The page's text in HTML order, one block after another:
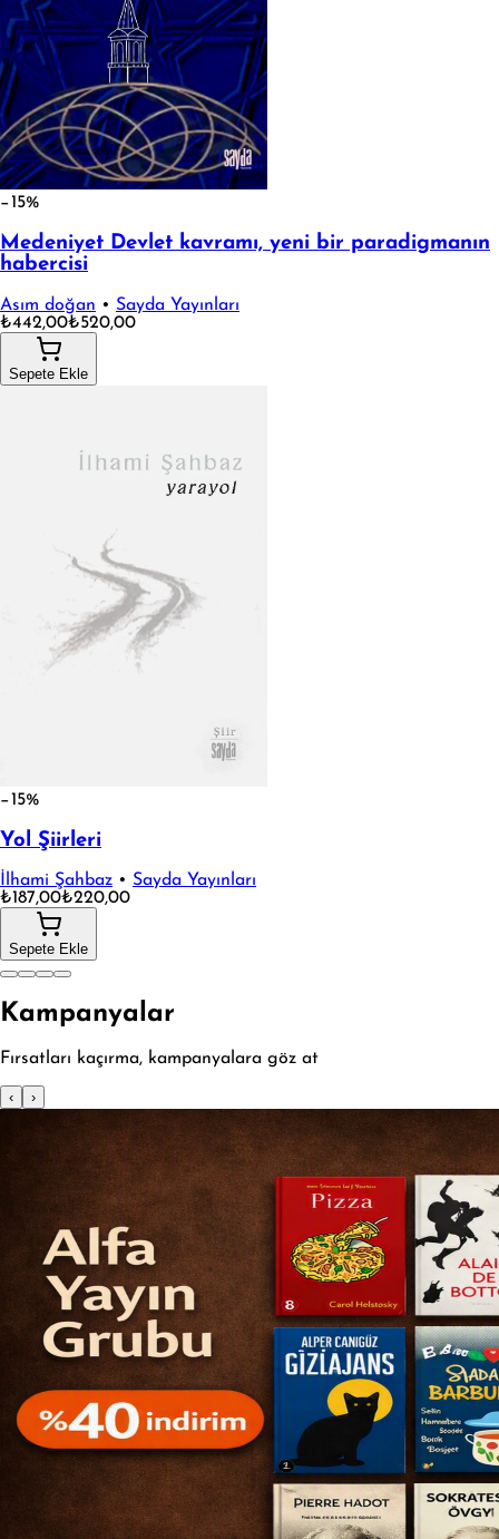
−15%
Medeniyet Devlet kavramı, yeni bir paradigmanın
habercisi
Asım doğan • Sayda Yayınları
₺442,00₺520,00
Sepete Ekle
−15%
Yol Şiirleri
İlhami Şahbaz • Sayda Yayınları
₺187,00₺220,00
Sepete Ekle
Kampanyalar
Fırsatları kaçırma, kampanyalara göz at
‹ ›